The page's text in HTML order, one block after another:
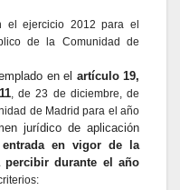
el ejercicio 2012 para el
de la Comunidad de
en el artículo 19,
, de 23 de diciembre, de
de Madrid para el año
jurídico de aplicación
en vigor de la
percibir durante el año